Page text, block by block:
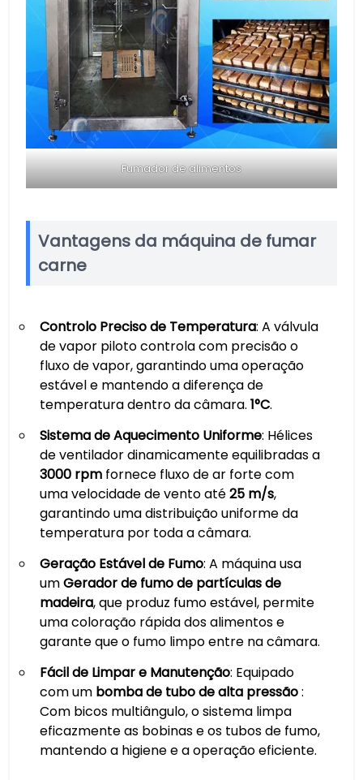
Fumador de alimentos
Vantagens da máquina de fumar
carne
Controlo Preciso de Temperatura: A válvula
de vapor piloto controla com precisão o
fluxo de vapor, garantindo uma operação
estável e mantendo a diferença de
temperatura dentro da câmara. 1°C.
Sistema de Aquecimento Uniforme: Hélices
de ventilador dinamicamente equilibradas a
3000 rpm fornece fluxo de ar forte com
uma velocidade de vento até25 m/s,
garantindo uma distribuição uniforme da
temperatura por toda a câmara.
Geração Estável de Fumo: A máquina usa
umGerador de fumo de partículas de
madeira, que produz fumo estável, permite
uma coloração rápida dos alimentos e
garante que o fumo limpo entre na câmara.
Fácil de Limpar e Manutenção: Equipado
com um bomba de tubo de alta pressão:
Com bicos multiângulo, o sistema limpa
eficazmente as bobinas e os tubos de fumo,
mantendo a higiene e a operação eficiente.